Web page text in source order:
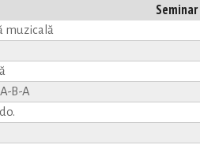
Seminar
muzicală
B-A